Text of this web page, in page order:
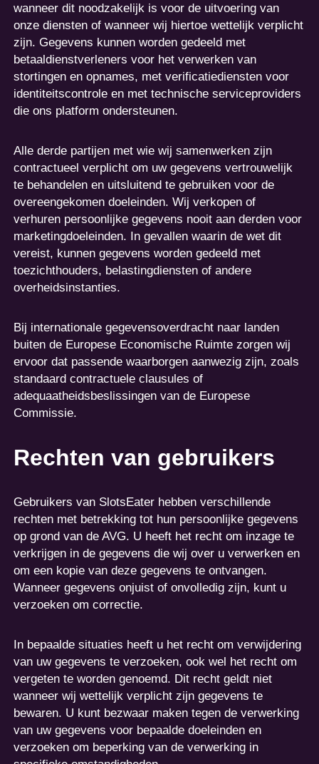
wanneer dit noodzakelijk is voor de uitvoering van
onze diensten of wanneer wij hiertoe wettelijk verplicht
zijn. Gegevens kunnen worden gedeeld met
betaaldienstverleners voor het verwerken van
stortingen en opnames, met verificatiediensten voor
identiteitscontrole en met technische serviceproviders
die ons platform ondersteunen.
Alle derde partijen met wie wij samenwerken zijn
contractueel verplicht om uw gegevens vertrouwelijk
te behandelen en uitsluitend te gebruiken voor de
overeengekomen doeleinden. Wij verkopen of
verhuren persoonlijke gegevens nooit aan derden voor
marketingdoeleinden. In gevallen waarin de wet dit
vereist, kunnen gegevens worden gedeeld met
toezichthouders, belastingdiensten of andere
overheidsinstanties.
Bij internationale gegevensoverdracht naar landen
buiten de Europese Economische Ruimte zorgen wij
ervoor dat passende waarborgen aanwezig zijn, zoals
standaard contractuele clausules of
adequaatheidsbeslissingen van de Europese
Commissie.
Rechten van gebruikers
Gebruikers van SlotsEater hebben verschillende
rechten met betrekking tot hun persoonlijke gegevens
op grond van de AVG. U heeft het recht om inzage te
verkrijgen in de gegevens die wij over u verwerken en
om een kopie van deze gegevens te ontvangen.
Wanneer gegevens onjuist of onvolledig zijn, kunt u
verzoeken om correctie.
In bepaalde situaties heeft u het recht om verwijdering
van uw gegevens te verzoeken, ook wel het recht om
vergeten te worden genoemd. Dit recht geldt niet
wanneer wij wettelijk verplicht zijn gegevens te
bewaren. U kunt bezwaar maken tegen de verwerking
van uw gegevens voor bepaalde doeleinden en
verzoeken om beperking van de verwerking in